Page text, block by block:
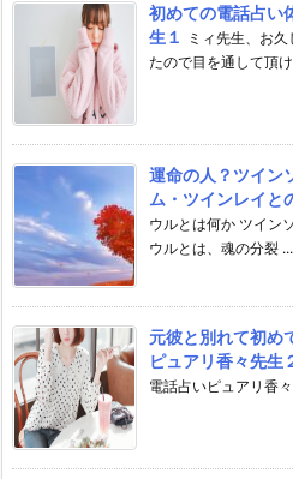
初めての電話占い
生１
ミィ先生、お
たので目を通して頂
運命の人？ツイン
ム・ツインレイと
ウルとは何か ツイン
ウルとは、魂の分裂 ...
元彼と別れて初め
ピュアリ香々先生
電話占いピュアリ香